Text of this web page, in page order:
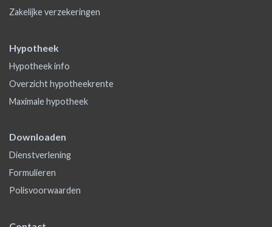
Zakelijke verzekeringen
Hypotheek
Hypotheek info
Overzicht hypotheekrente
Maximale hypotheek
Downloaden
Dienstverlening
Formulieren
Polisvoorwaarden